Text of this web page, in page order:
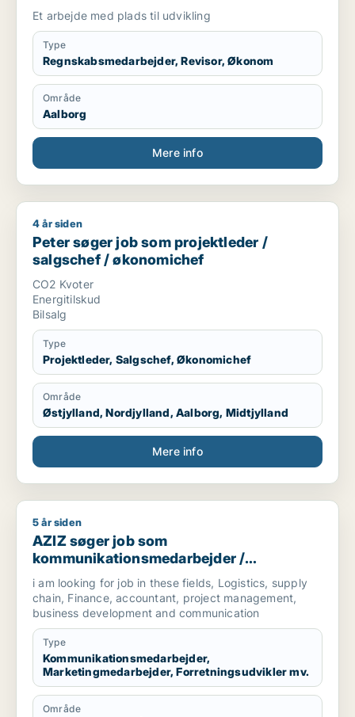
Et arbejde med plads til udvikling
Type
Regnskabsmedarbejder, Revisor, Økonom
Område
Aalborg
Mere info
Peter søger job som projektleder / salgschef / økonomichef
4 år siden
Peter søger job som projektleder /
salgschef / økonomichef
CO2 Kvoter
Energitilskud
Bilsalg
Type
Projektleder, Salgschef, Økonomichef
Område
Østjylland, Nordjylland, Aalborg, Midtjylland
Mere info
AZIZ søger job som kommunikationsmedarbejder /
5 år siden
AZIZ søger job som
kommunikationsmedarbejder /
marketingmedarbejder /
forretningsudvikler /
regnskabsmedarbejder / revisor
i am looking for job in these fields, Logistics, supply
chain, Finance, accountant, project management,
business development and communication
Type
Kommunikationsmedarbejder,
Marketingmedarbejder, Forretningsudvikler mv.
Område